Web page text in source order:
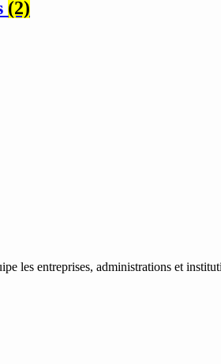
(2)
les entreprises, administrations et